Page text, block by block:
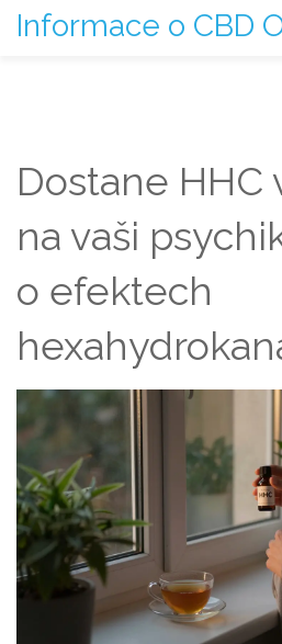
Informace o CBD
Dostane HHC
na vaši
o efektech